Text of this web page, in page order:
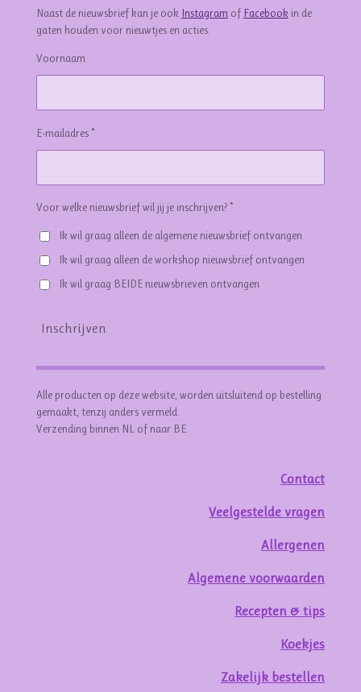
Naast de nieuwsbrief kan je ook Instagram of Facebook in de
gaten houden voor nieuwtjes en acties.
Voornaam
E-mailadres *
Voor welke nieuwsbrief wil jij je inschrijven? *
Ik wil graag alleen de algemene nieuwsbrief ontvangen
Ik wil graag alleen de workshop nieuwsbrief ontvangen
Ik wil graag BEIDE nieuwsbrieven ontvangen
Inschrijven
Alle producten op deze website, worden uitsluitend op bestelling
gemaakt, tenzij anders vermeld.
Verzending binnen NL of naar BE.
Contact
Veelgestelde vragen
Allergenen
Algemene voorwaarden
Recepten & tips
Koekjes
Zakelijk bestellen